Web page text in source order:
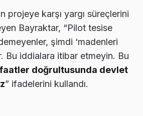
projeye karşı yargı süreçlerini
Bayraktar, “Pilot tesise
şimdi ‘madenleri
Bu iddialara itibar etmeyin. Bu
doğrultusunda devlet
” ifadelerini kullandı.